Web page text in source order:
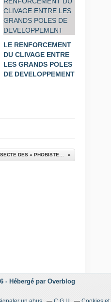
LE RENFORCEMENT
DU CLIVAGE ENTRE
LES GRANDS POLES
DE DEVELOPPEMENT
LE DROIT DE PENSER… MALGRE LA SECTE DES « PHOBISTES »
- Hébergé par Overblog